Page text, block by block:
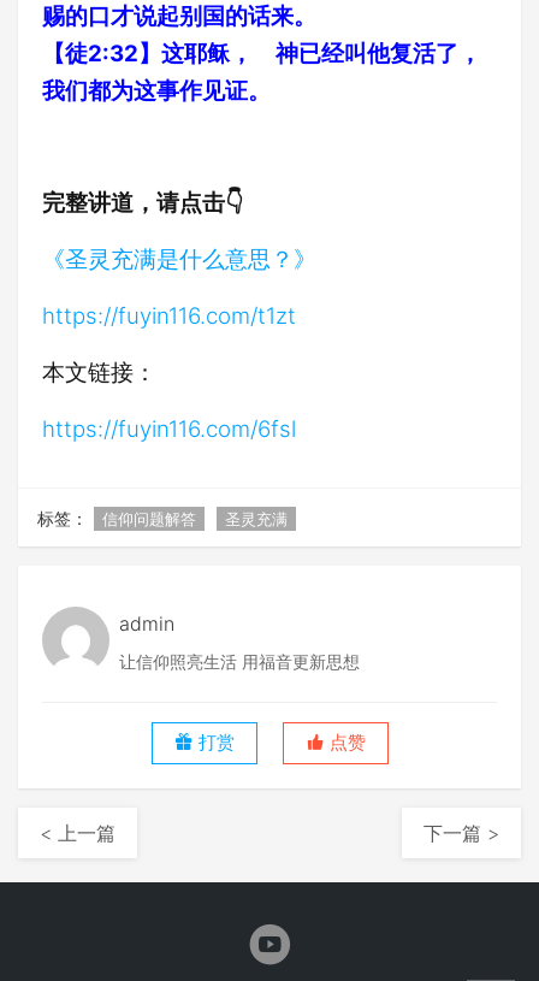
赐的口才说起别国的话来。
【徒2:32】这耶稣， 神已经叫他复活了，
我们都为这事作见证。
完整讲道，请点击👇
《圣灵充满是什么意思？》
https://fuyin116.com/t1zt
本文链接：
https://fuyin116.com/6fsl
标签： 信仰问题解答 圣灵充满
admin
让信仰照亮生活 用福音更新思想
打赏 点赞
< 上一篇 下一篇 >